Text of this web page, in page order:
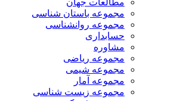
مطالعات جهان
مجموعه باستان شناسی
مجموعه روانشناسی
حسابداری
مشاوره
مجموعه ریاضی
مجموعه شیمی
مجموعه آمار
مجموعه زیست شناسی